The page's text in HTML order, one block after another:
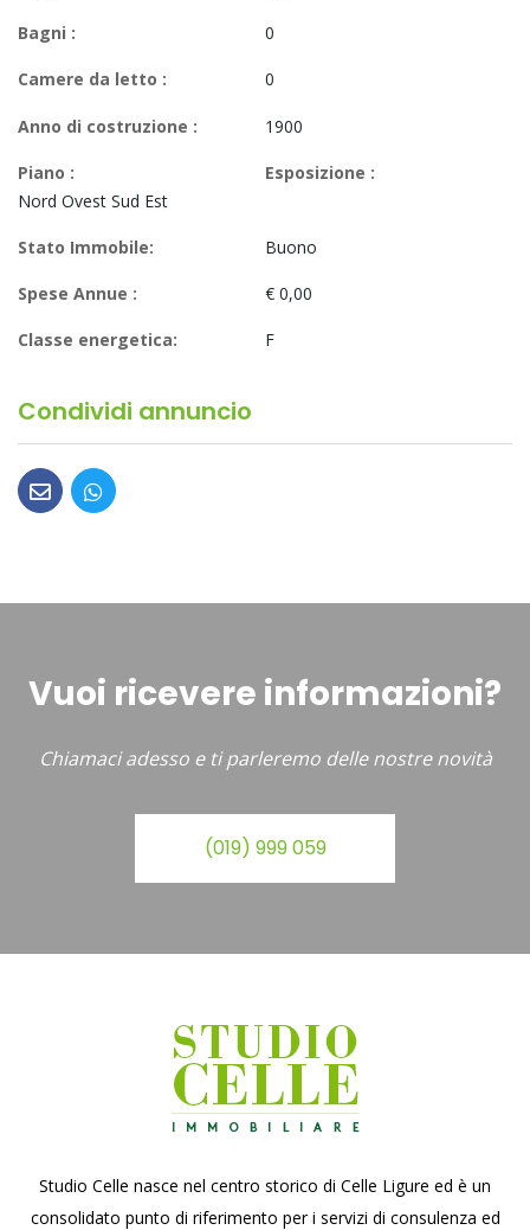
Bagni : 0
Camere da letto : 0
Anno di costruzione : 1900
Piano :
Esposizione :
Nord Ovest Sud Est
Stato Immobile: Buono
Spese Annue : € 0,00
Classe energetica: F
Condividi annuncio
Vuoi ricevere informazioni?
Chiamaci adesso e ti parleremo delle nostre novità
(019) 999 059
Studio Celle nasce nel centro storico di Celle Ligure ed è un
consolidato punto di riferimento per i servizi di consulenza ed